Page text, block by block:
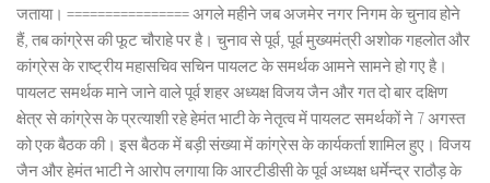
जताया। ================ अगले महीने जब अजमेर नगर निगम के चुनाव होने
हैं, तब कांग्रेस की फूट चौराहे पर है। चुनाव से पूर्व, पूर्व मुख्यमंत्री अशोक गहलोत और
कांग्रेस के राष्ट्रीय महासचिव सचिन पायलट के समर्थक आमने सामने हो गए है।
पायलट समर्थक माने जाने वाले पूर्व शहर अध्यक्ष विजय जैन और गत दो बार दक्षिण
क्षेत्र से कांग्रेस के प्रत्याशी रहे हेमंत भाटी के नेतृत्व में पायलट समर्थकों ने 7 अगस्त
को एक बैठक की। इस बैठक में बड़ी संख्या में कांग्रेस के कार्यकर्ता शामिल हुए। विजय
जैन और हेमंत भाटी ने आरोप लगाया कि आरटीडीसी के पूर्व अध्यक्ष धर्मेन्द्र राठौड़ के